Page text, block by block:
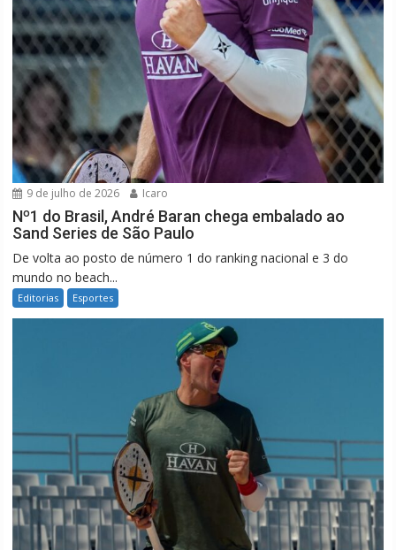
9 de julho de 2026 Icaro
Nº1 do Brasil, André Baran chega embalado ao
Sand Series de São Paulo
De volta ao posto de número 1 do ranking nacional e 3 do
mundo no beach...
Editorias Esportes